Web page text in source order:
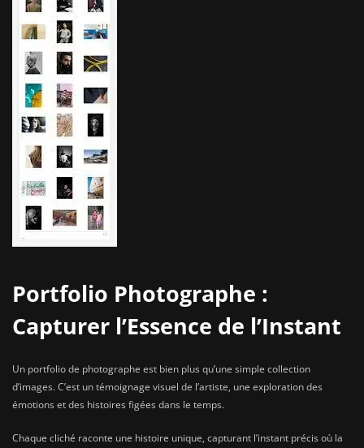
Portfolio Photographe :
Capturer l’Essence de l’Instant
Un portfolio de photographe est bien plus qu’une simple collection
d’images. C’est un témoignage visuel de l’artiste, une exploration des
émotions et des histoires figées dans le temps.
Chaque cliché raconte une histoire unique, capturant l’instant précis où la